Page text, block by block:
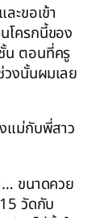
ะขอเข้า
โครกนี้ของ
น ตอนที่ครู
วงนั้นผมเลย
แม่กับพี่สาว
… ขนาดควย
วัดกับ